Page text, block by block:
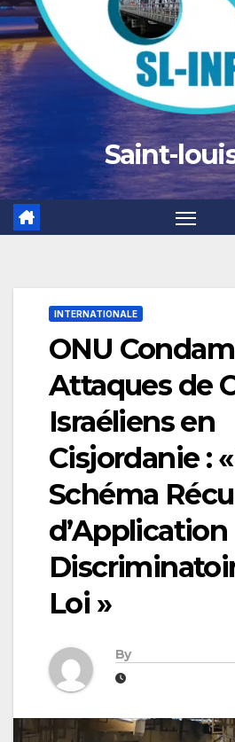
Saint-
INTERNATIONALE
ONU
Attaques de
Israéliens en
Cisjordanie :
Schéma
d’Application
Loi »
By